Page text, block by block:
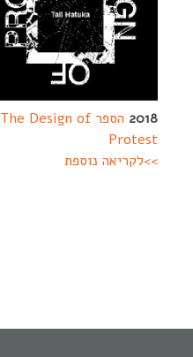
2018
הספר The Design of
Protest
>>לקריאה נוספת